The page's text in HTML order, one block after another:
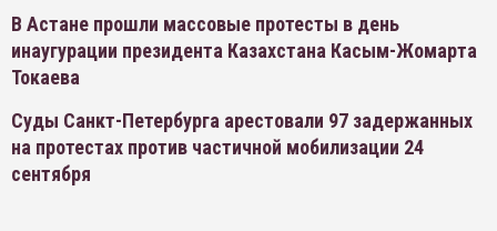
В Астане прошли массовые протесты в день
инаугурации президента Казахстана Касым-Жомарта
Токаева
Суды Санкт-Петербурга арестовали 97 задержанных
на протестах против частичной мобилизации 24
сентября